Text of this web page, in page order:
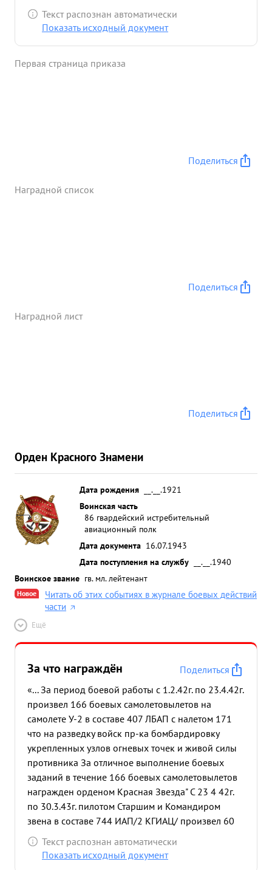
группе 11 воздушных боев, Лично сбил 1 самолет
противника Ме-109 ф сам был сбит 1 раз. в
вступает в бой с воздушным противником
который упал в р-не Северо-западнее дер.
количестве-1 с-т Самолеты противника типа
Текст распознан автоматически
Показать исходный документ
Первая страница приказа
Поделиться
Наградной список
Поделиться
Наградной лист
Поделиться
Орден Красного Знамени
Дата рождения
__.__.1921
Воинская часть
86 гвардейский истребительный
авиационный полк
Дата документа 16.07.1943
Дата поступления на службу
__.__.1940
Воинское звание гв. мл. лейтенант
Новое
Читать об этих событиях в журнале боевых действий
части
Ещё
За что награждён
Поделиться
«... За период боевой работы с 1.2.42г. по 23.4.42г.
произвел 166 боевых самолетовылетов на
самолете У-2 в составе 407 ЛБАП с налетом 171
что на разведку войск пр-ка бомбардировку
укрепленных узлов огневых точек и живой силы
противника За отличное выполнение боевых
заданий в течение 166 боевых самолетовылетов
награжден орденом Красная Звезда" С 23 4 42г.
по 30.3.43г. пилотом Старшим и Командиром
звена в составе 744 ИАП/2 КГИАЦ/ произвел 60
боевых самолетовылетов с налетом 58 часов на
самолете ЯК-1 и Лагг-3 на сопровождение своих
Текст распознан автоматически
Показать исходный документ